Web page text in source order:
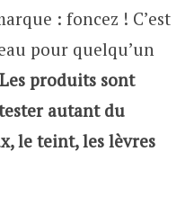
: foncez ! C’est
pour quelqu’un
Les produits sont
autant du
le teint, les lèvres